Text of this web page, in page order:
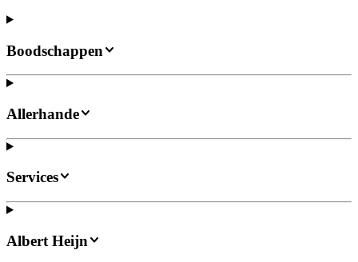
Boodschappen
Allerhande
Services
Albert Heijn